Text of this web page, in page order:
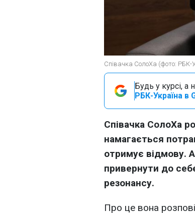
Співачка СолоХа (фото: РБК-
Будь у курсі, а
РБК-Україна в
Співачка СолоХа
намагається
отримує відмову.
привернути до
резонансу.
Про це вона